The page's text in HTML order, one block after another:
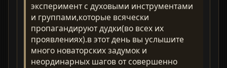
эксперимент с духовыми инструментами
и группами,которые всячески
пропагандируют дудки(во всех их
проявлениях).в этот день вы услышите
много новаторских задумок и
неординарных шагов от совершенно